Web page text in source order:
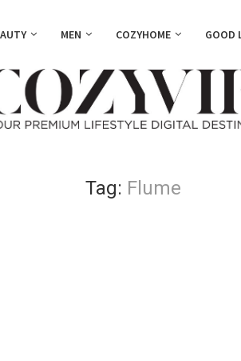
MEN COZYHOME GOOD
Tag: Flume